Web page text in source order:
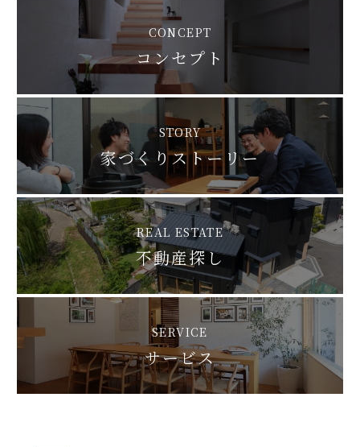
CONCEPT
コンセプト
STORY
家づくりストーリー
REAL ESTATE
不動産探し
SERVICE
サービス